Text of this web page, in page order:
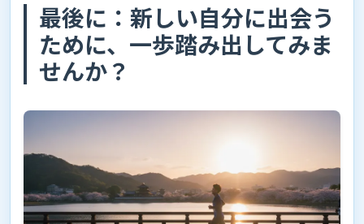
最後に：新しい自分に出会う
ために、一歩踏み出してみま
せんか？